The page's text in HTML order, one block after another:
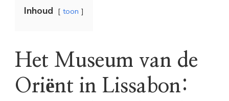
Inhoud toon
Het Museum van de
Oriënt in Lissabon: